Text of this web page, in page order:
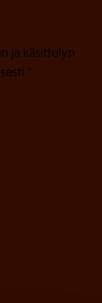
o
l
ja käsittelyn
*